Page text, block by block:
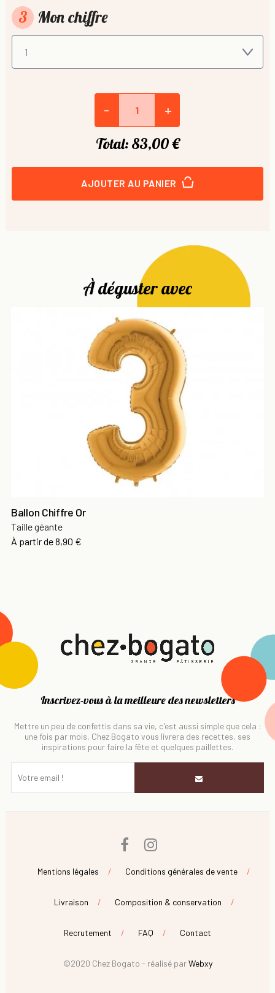
3 Mon chiffre
- +
Total: 83,00 €
AJOUTER AU PANIER
À déguster avec
Ballon Chiffre Or
Taille géante
À partir dePrix
8,90 €
Inscrivez-vous à la meilleure des newsletters
Mettre un peu de confettis dans sa vie, c'est aussi simple que cela :
une fois par mois, Chez Bogato vous livrera des recettes, ses
inspirations pour faire la fête et quelques paillettes.
Facebook
Mentions légales Conditions générales de vente
Livraison Composition & conservation
Recrutement FAQ Contact
©2020 Chez Bogato - réalisé parWebxy